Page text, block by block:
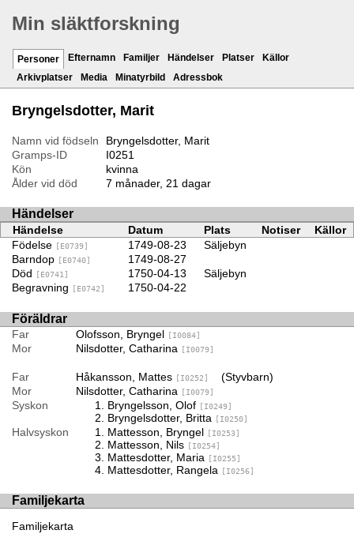
Min släktforskning
Personer Efternamn Familjer Händelser Platser
Källor
Arkivplatser
Media Minatyrbild Adressbok
Bryngelsdotter, Marit
Namn vid födseln
Bryngelsdotter, Marit
Gramps-ID
I0251
Kön
kvinna
Ålder vid död
7 månader, 21 dagar
Händelser
Händelse Datum Plats Notiser
Källor
Födelse
[E0739] 1749-08-23
Säljebyn
Barndop
[E0740]
1749-08-27
Död
[E0741] 1750-04-13
Säljebyn
Begravning
[E0742] 1750-04-22
Föräldrar
Far Olofsson, Bryngel [I0084]
Mor Nilsdotter, Catharina [I0079]
Far Håkansson, Mattes [I0252]
(Styvbarn)
Mor
Nilsdotter, Catharina [I0079]
Syskon Bryngelsson, Olof [I0249]
Bryngelsdotter, Britta [I0250]
Halvsyskon Mattesson, Bryngel [I0253]
Mattesson, Nils [I0254]
Mattesdotter, Maria [I0255]
Mattesdotter, Rangela [I0256]
Familjekarta
Familjekarta